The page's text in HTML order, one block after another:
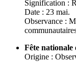
Signification :
Date : 23 mai.
Observance :
Fête nationale
Origine :